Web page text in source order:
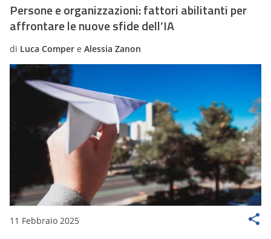
Persone e organizzazioni: fattori abilitanti per
affrontare le nuove sfide dell’IA
di Luca Comper e Alessia Zanon
11 Febbraio 2025